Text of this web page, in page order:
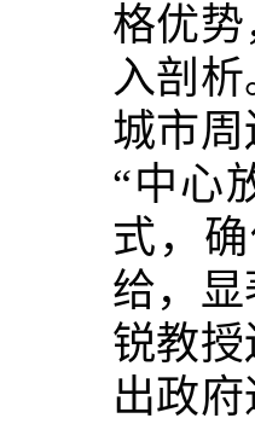
格优
入剖
城市
“中心
式，
给，
锐教
出政